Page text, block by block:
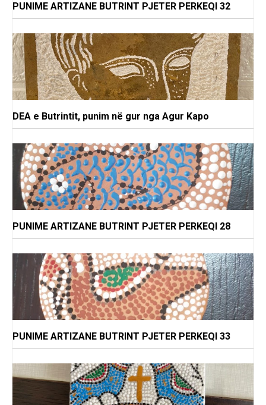
PUNIME ARTIZANE BUTRINT PJETER PERKEQI 32
DEA e Butrintit, punim në gur nga Agur Kapo
PUNIME ARTIZANE BUTRINT PJETER PERKEQI 28
PUNIME ARTIZANE BUTRINT PJETER PERKEQI 33